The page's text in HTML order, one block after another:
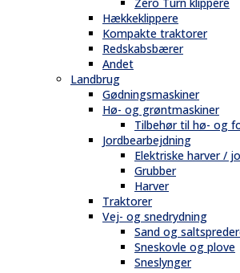
Hækkeklippere
Kompakte traktorer
Redskabsbærer
Andet
Landbrug
Gødningsmaskiner
Hø- og grøntmaskiner
Tilbehør til hø- og
Jordbearbejdning
Elektriske harver /
Grubber
Harver
Traktorer
Vej- og snedrydning
Sand og
Sneskovle og plove
Sneslynger